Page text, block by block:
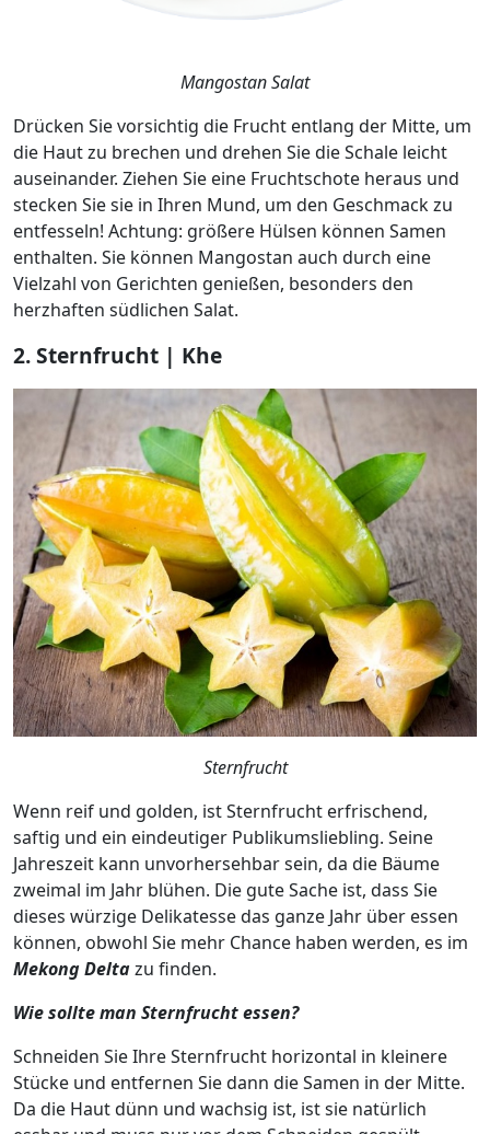
Mangostan Salat
Drücken Sie vorsichtig die Frucht entlang der Mitte, um
die Haut zu brechen und drehen Sie die Schale leicht
auseinander. Ziehen Sie eine Fruchtschote heraus und
stecken Sie sie in Ihren Mund, um den Geschmack zu
entfesseln! Achtung: größere Hülsen können Samen
enthalten. Sie können Mangostan auch durch eine
Vielzahl von Gerichten genießen, besonders den
herzhaften südlichen Salat.
2. Sternfrucht | Khe
Sternfrucht
Wenn reif und golden, ist Sternfrucht erfrischend,
saftig und ein eindeutiger Publikumsliebling. Seine
Jahreszeit kann unvorhersehbar sein, da die Bäume
zweimal im Jahr blühen. Die gute Sache ist, dass Sie
dieses würzige Delikatesse das ganze Jahr über essen
können, obwohl Sie mehr Chance haben werden, es im
Mekong Deltazu finden.
Wie sollte man Sternfrucht essen?
Schneiden Sie Ihre Sternfrucht horizontal in kleinere
Stücke und entfernen Sie dann die Samen in der Mitte.
Da die Haut dünn und wachsig ist, ist sie natürlich